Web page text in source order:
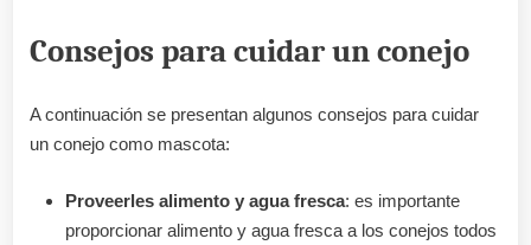
Consejos para cuidar un conejo
A continuación se presentan algunos consejos para cuidar
un conejo como mascota:
Proveerles alimento y agua fresca: es importante
proporcionar alimento y agua fresca a los conejos todos